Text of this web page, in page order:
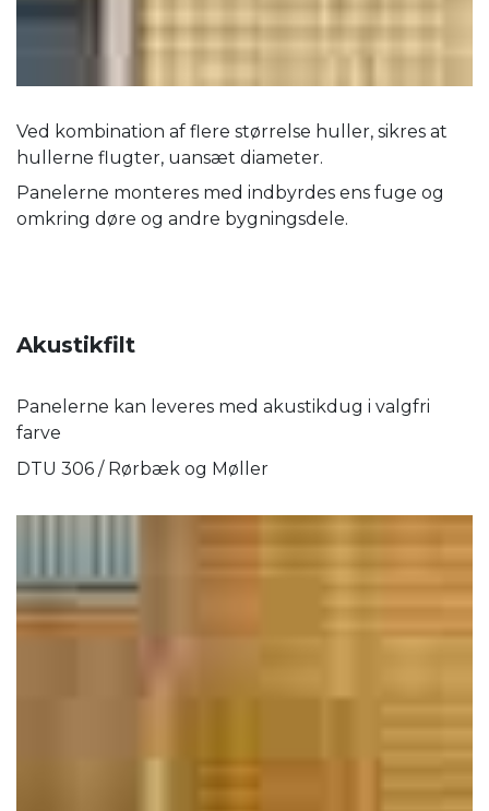
Ved kombination af flere størrelse huller, sikres at
hullerne flugter, uansæt diameter.
Panelerne monteres med indbyrdes ens fuge og
omkring døre og andre bygningsdele.
Akustikfilt
Panelerne kan leveres med akustikdug i valgfri
farve
DTU 306 / Rørbæk og Møller